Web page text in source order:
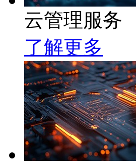
云管理服务
了解更多